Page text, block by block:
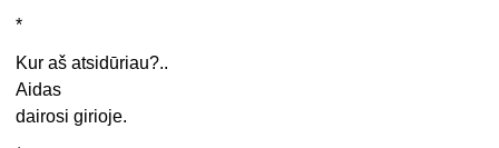
*
Kur aš atsidūriau?..
Aidas
dairosi girioje.